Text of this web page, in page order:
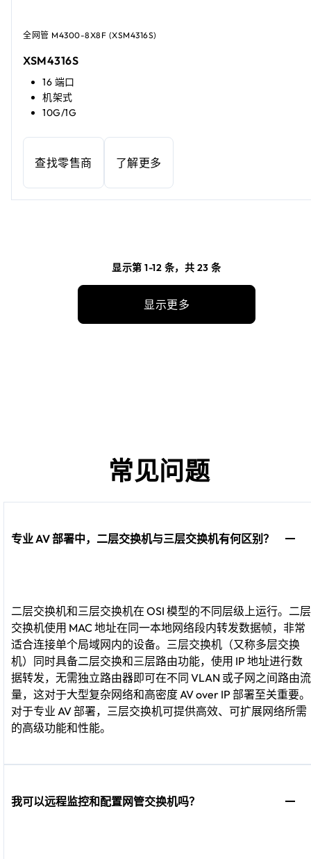
全网管 M4300-8X8F (XSM4316S)
XSM4316S
16 端口
机架式
10G/1G
查找零售商 了解更多
显示第 1-12 条，共 23 条
显示更多
常见问题
专业 AV 部署中，二层交换机与三层交换机有何区别？
二层交换机和三层交换机在 OSI 模型的不同层级上运行。二层
交换机使用 MAC 地址在同一本地网络段内转发数据帧，非常
适合连接单个局域网内的设备。三层交换机（又称多层交换
机）同时具备二层交换和三层路由功能，使用 IP 地址进行数
据转发，无需独立路由器即可在不同 VLAN 或子网之间路由流
量，这对于大型复杂网络和高密度 AV over IP 部署至关重要。
对于专业 AV 部署，三层交换机可提供高效、可扩展网络所需
的高级功能和性能。
我可以远程监控和配置网管交换机吗？